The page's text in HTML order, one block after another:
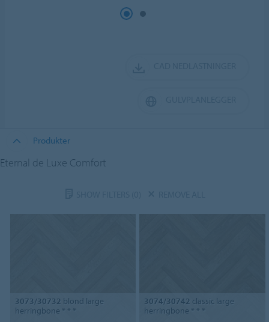
Produkter
Eternal de Luxe Comfort
3073/30732 blond large
herringbone * * *
3074/30742 classic large
herringbone * * *